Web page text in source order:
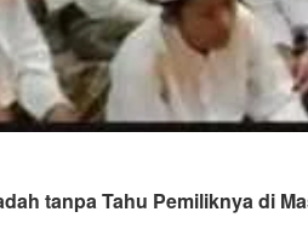
tanpa Tahu Pemiliknya di